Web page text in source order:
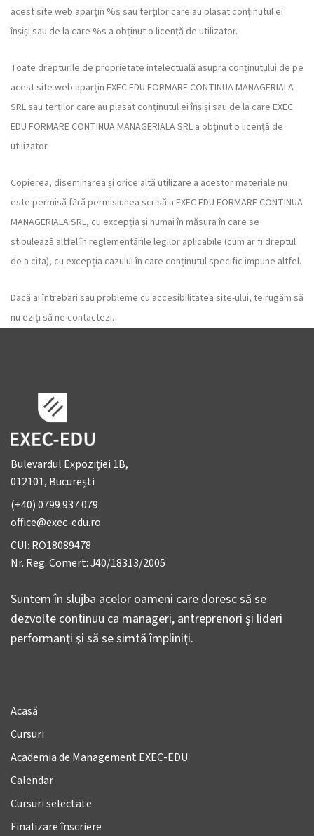
acest site web aparțin %s sau terților care au plasat conținutul ei
înșiși sau de la care %s a obținut o licență de utilizator.
Toate drepturile de proprietate intelectuală asupra conținutului de pe
acest site web aparțin EXEC EDU FORMARE CONTINUA MANAGERIALA
SRL sau terților care au plasat conținutul ei înșiși sau de la care EXEC
EDU FORMARE CONTINUA MANAGERIALA SRL a obținut o licență de
utilizator.
Copierea, diseminarea și orice altă utilizare a acestor materiale nu
este permisă fără permisiunea scrisă a EXEC EDU FORMARE CONTINUA
MANAGERIALA SRL, cu excepția și numai în măsura în care se
stipulează altfel în reglementările legilor aplicabile (cum ar fi dreptul
de a cita), cu excepția cazului în care conținutul specific impune altfel.
Dacă ai întrebări sau probleme cu accesibilitatea site-ului, te rugăm să
nu eziți să ne contactezi.
Bulevardul Expoziției 1B,
012101, București
(+40) 0799 937 079
office@exec-edu.ro
CUI: RO18089478
Nr. Reg. Comert: J40/18313/2005
Suntem în slujba acelor oameni care doresc să se
dezvolte continuu ca manageri, antreprenori şi lideri
performanţi şi să se simtă împliniţi.
Acasă
Cursuri
Academia de Management EXEC-EDU
Calendar
Cursuri selectate
Finalizare înscriere